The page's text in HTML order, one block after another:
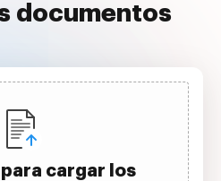
documentos
para cargar los